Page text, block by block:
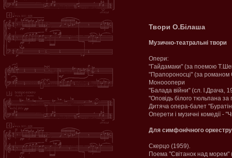
Твори О.Білаша
Музично-театральні твори
Опери:
"Гайдамаки" (за поемою
"Прапороносці" (за романом
Монооопери
"Балада війни" (сл. І.Драча,
"Оповідь білого тюльпана
Дитяча опера-балет
Оперети і музичні комедії -
Для симфонічного оркестру
Скерцо (1959).
Поема "Світанок над морем"